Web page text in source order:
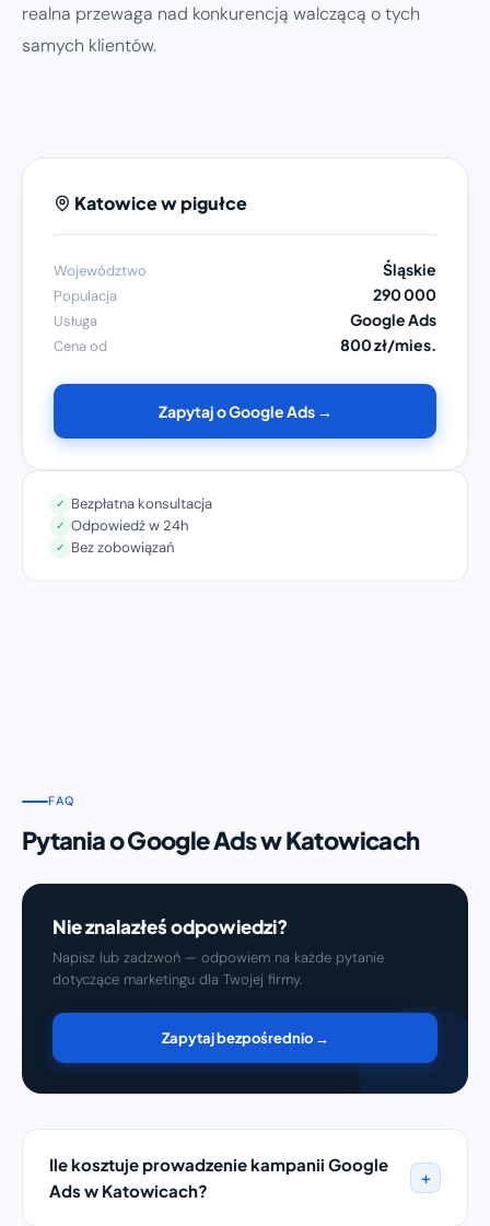
realna przewaga nad konkurencją walczącą o tych
samych klientów.
Katowice w pigułce
Województwo Śląskie
Populacja 290 000
Usługa Google Ads
Cena od 800 zł/mies.
Zapytaj o Google Ads →
✓ Bezpłatna konsultacja
✓ Odpowiedź w 24h
✓ Bez zobowiązań
FAQ
Pytania o Google Ads w Katowicach
Nie znalazłeś odpowiedzi?
Napisz lub zadzwoń — odpowiem na każde pytanie
dotyczące marketingu dla Twojej firmy.
Zapytaj bezpośrednio →
Ile kosztuje prowadzenie kampanii Google
Ads w Katowicach?
+